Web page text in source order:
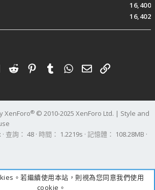
16,400
16,402
LinkedIn
RedditPinterestTumblrWhatsApp
電子郵件
連結
XenForo® © 2010-2025 XenForo Ltd. | Style and
查詢 48 時間 1.2219s 記憶體 108.28MB
。若繼續使用本站，則視為您同意我們使用
cookie。